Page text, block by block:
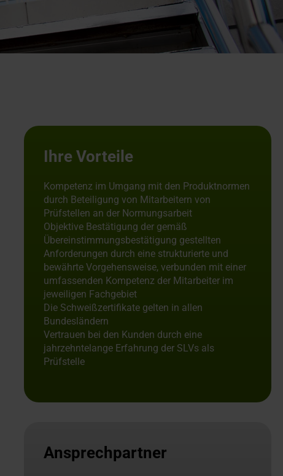
Ihre Vorteile
Kompetenz im Umgang mit den Produktnormen
durch Beteiligung von Mitarbeitern von
Prüfstellen an der Normungsarbeit
Objektive Bestätigung der gemäß
Übereinstimmungsbestätigung gestellten
Anforderungen durch eine strukturierte und
bewährte Vorgehensweise, verbunden mit einer
umfassenden Kompetenz der Mitarbeiter im
jeweiligen Fachgebiet
Die Schweißzertifikate gelten in allen
Bundesländern
Vertrauen bei den Kunden durch eine
jahrzehntelange Erfahrung der SLVs als
Prüfstelle
Ansprechpartner